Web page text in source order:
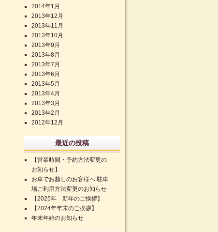
2014年1月
2013年12月
2013年11月
2013年10月
2013年9月
2013年8月
2013年7月
2013年6月
2013年5月
2013年4月
2013年3月
2013年2月
2012年12月
最近の投稿
【営業時間・予約方法変更の
お知らせ】
お車でお越しのお客様へ 駐車
場ご利用方法変更のお知らせ
【2025年 新年のご挨拶】
【2024年年末のご挨拶】
年末年始のお知らせ